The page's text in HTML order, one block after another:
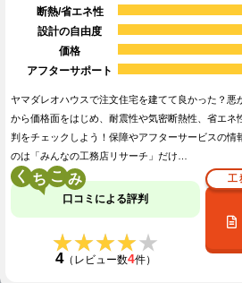
断熱/省エネ性
設計の自由度
価格
アフターサポート
ヤマダレオハウスで注文住宅を建てて良かった？悪
から価格面をはじめ、耐震性や気密断熱性、省エネ
判をチェックしよう！保障やアフターサービスの情
のは「みんなの工務店リサーチ」だけ…
く こ
口コミによる評判
★★★★★
★★★★★
4（レビュー数4件）
工